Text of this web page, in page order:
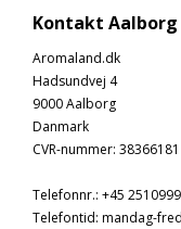
Kontakt Aalborg
Aromaland.dk
Hadsundvej 4
9000 Aalborg
Danmark
CVR-nummer: 38366181
Telefonnr.: +45
Telefontid: mandag-